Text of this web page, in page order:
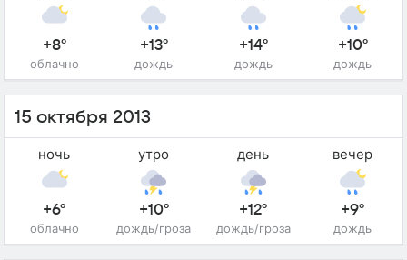
+8°
облачно
+13°
дождь
+14°
дождь
+10°
дождь
15 октября 2013
ночь
+6°
облачно
утро
+10°
дождь/гроза
день
+12°
дождь/гроза
вечер
+9°
дождь